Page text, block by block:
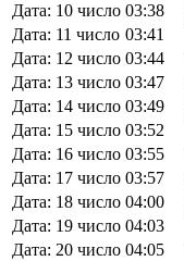
Дата: 10 число 03:38
Дата: 11 число 03:41
Дата: 12 число 03:44
Дата: 13 число 03:47
Дата: 14 число 03:49
Дата: 15 число 03:52
Дата: 16 число 03:55
Дата: 17 число 03:57
Дата: 18 число 04:00
Дата: 19 число 04:03
Дата: 20 число 04:05